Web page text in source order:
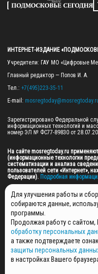
ИНТЕРНЕТ-ИЗДАНИЕ
Учредители: ГАУ МО «Цифровые
Главный редактор — Попов И. А.
Тел.: +7(495)223-35-11
E-mail:
Зарегистрировано Федеральной
информационных технологий и
номер ЭЛ № ФС77-89830 от
На сайте mosregtoday.ru
(информационные технологии
систематизации и анализа
пользователей сети «Интернет»,
Федерации). Подробная
© 2026 ПРАВА НА ВСЕ
МЕДИА" (ОГРН: 1255000059467).
ПОЛИТИКА ОБРАБОТКИ И
НОВОСТИ
ГАЗЕТЫ
РЕКЛАМОДАТЕЛЯМ
Для улучшения работы и
собираются данные,
программы.
Продолжая работу с сайтом,
обработку персональных
а также подтверждаете
защиты персональных
в настройках Вашего